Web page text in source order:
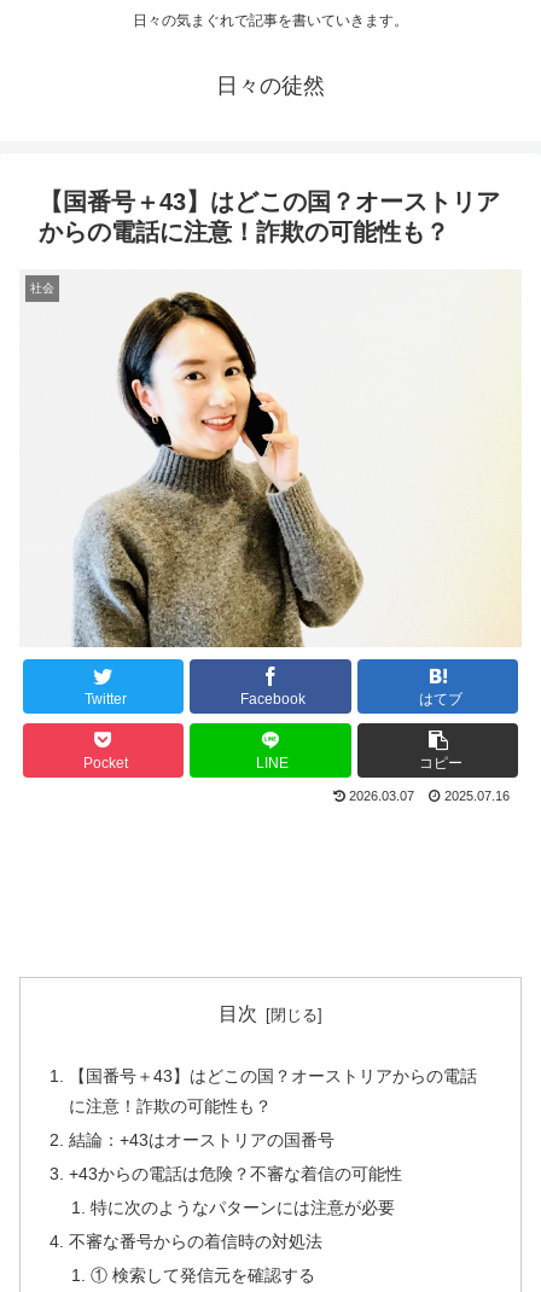
日々の気まぐれで記事を書いていきます。
日々の徒然
【国番号＋43】はどこの国？オーストリア
からの電話に注意！詐欺の可能性も？
社会
Twitter Facebook はてブ
Pocket LINE コピー
2026.03.07 2025.07.16
目次
【国番号＋43】はどこの国？オーストリアからの電話
に注意！詐欺の可能性も？
結論：+43はオーストリアの国番号
+43からの電話は危険？不審な着信の可能性
特に次のようなパターンには注意が必要
不審な番号からの着信時の対処法
① 検索して発信元を確認する